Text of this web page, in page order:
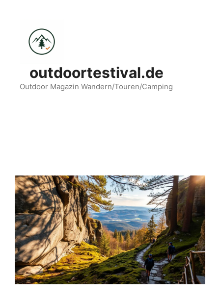
springen
outdoortestival.de
Outdoor Magazin Wandern/Touren/Camping